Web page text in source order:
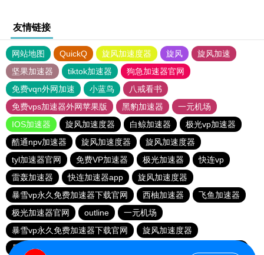
友情链接
网站地图 QuickQ 旋风加速度器 旋风
旋风加速
坚果加速器
tiktok加速器
狗急加速器官网
免费vqn外网加速
小蓝鸟
八戒看书
免费vps加速器外网苹果版
黑豹加速器
一元机场
IOS加速器
旋风加速度器 白鲸加速器
极光vp加速器
酷通npv加速器
旋风加速度器
旋风加速度器
tyl加速器官网
免费VP加速器 极光加速器
快连vp
雷轰加速器
快连加速器app
旋风加速度器
暴雪vp永久免费加速器下载官网
西柚加速器
飞鱼加速器
极光加速器官网
outline
一元机场
暴雪vp永久免费加速器下载官网
旋风加速度器
暴雪vp永久免费加速器下载官网